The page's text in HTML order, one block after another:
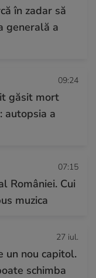
în zadar să
generală a
09:24
găsit mort
autopsia a
07:15
României. Cui
muzica
27 iul.
un nou capitol.
schimba